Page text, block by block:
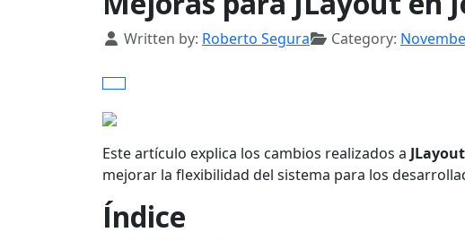
Details
Written by: Roberto Segura Category:
Este artículo explica los cambios realizados a
mejorar la flexibilidad del sistema para los
Índice